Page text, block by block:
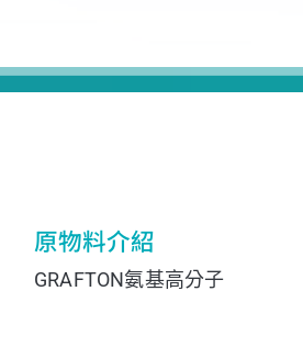
原物料介紹
GRAFTON氨基高分子